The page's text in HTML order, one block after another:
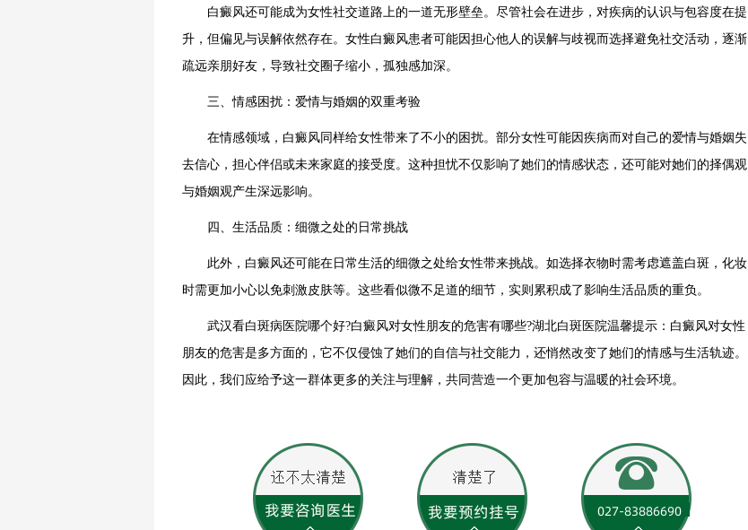
白癜风还可能成为女性社交道路上的一道无形壁垒。尽管社会在进步，对疾病的认识与包容度在提
升，但偏见与误解依然存在。女性白癜风患者可能因担心他人的误解与歧视而选择避免社交活动，逐渐
疏远亲朋好友，导致社交圈子缩小，孤独感加深。
三、情感困扰：爱情与婚姻的双重考验
在情感领域，白癜风同样给女性带来了不小的困扰。部分女性可能因疾病而对自己的爱情与婚姻失
去信心，担心伴侣或未来家庭的接受度。这种担忧不仅影响了她们的情感状态，还可能对她们的择偶观
与婚姻观产生深远影响。
四、生活品质：细微之处的日常挑战
此外，白癜风还可能在日常生活的细微之处给女性带来挑战。如选择衣物时需考虑遮盖白斑，化妆
时需更加小心以免刺激皮肤等。这些看似微不足道的细节，实则累积成了影响生活品质的重负。
武汉看白斑病医院哪个好?白癜风对女性朋友的危害有哪些?湖北白斑医院温馨提示：白癜风对女性
朋友的危害是多方面的，它不仅侵蚀了她们的自信与社交能力，还悄然改变了她们的情感与生活轨迹。
因此，我们应给予这一群体更多的关注与理解，共同营造一个更加包容与温暖的社会环境。